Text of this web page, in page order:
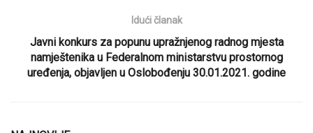
Idući članak
Javni konkurs za popunu upražnjenog radnog mjesta
namještenika u Federalnom ministarstvu prostornog
uređenja, objavljen u Oslobođenju 30.01.2021. godine